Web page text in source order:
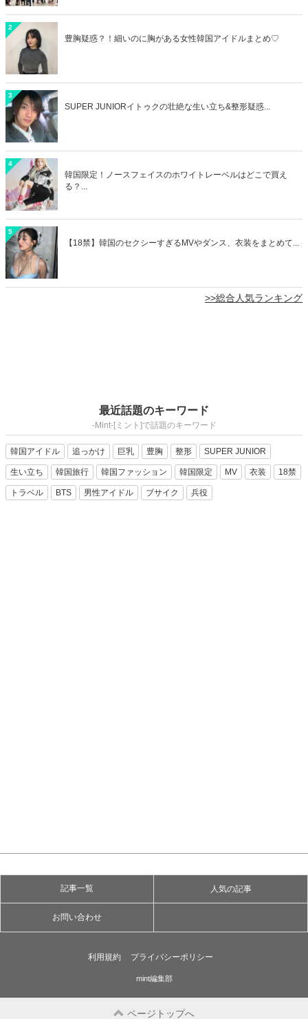
2
豊胸疑惑？！細いのに胸がある女性韓国アイドルまとめ♡
3
SUPER JUNIORイトゥクの壮絶な生い立ち&整形疑惑...
4
韓国限定！ノースフェイスのホワイトレーベルはどこで買え
る？...
5
【18禁】韓国のセクシーすぎるMVやダンス、衣装をまとめて...
>>総合人気ランキング
最近話題のキーワード
-Mint-[ミント]で話題のキーワード
韓国アイドル 追っかけ 巨乳 豊胸 整形 SUPER JUNIOR
生い立ち 韓国旅行 韓国ファッション 韓国限定 MV 衣装 18禁
トラベル BTS 男性アイドル ブサイク 兵役
記事一覧 人気の記事
お問い合わせ
利用規約 プライバシーポリシー
mint編集部
ページトップへ